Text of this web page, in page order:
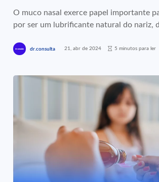
O muco nasal exerce papel importante
por ser um lubrificante natural do nariz,
dr.consulta 21, abr de 2024 5 minutos para ler